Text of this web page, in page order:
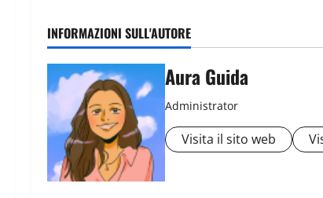
INFORMAZIONI SULL'AUTORE
Aura Guida
Administrator
Visita il sito web